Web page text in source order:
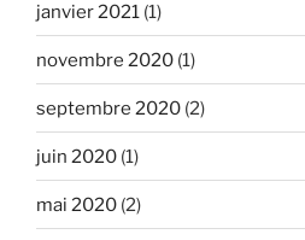
janvier 2021 (1)
novembre 2020 (1)
septembre 2020 (2)
juin 2020 (1)
mai 2020 (2)